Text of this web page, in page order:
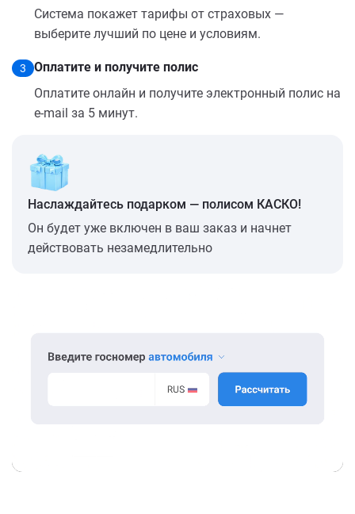
Система покажет тарифы от страховых —
выберите лучший по цене и условиям.
3
Оплатите и получите полис
Оплатите онлайн и получите электронный полис на
e-mail за 5 минут.
Наслаждайтесь подарком — полисом КАСКО!
Он будет уже включен в ваш заказ и начнет
действовать незамедлительно